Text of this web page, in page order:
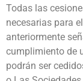
Todas las
necesarias para
anteriormente
cumplimiento de
podrán ser